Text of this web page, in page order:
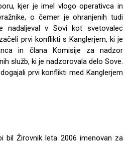
kjer je imel vlogo operativca in
o čemer je ohranjenih tudi
nadaljeval v Sovi kot svetovalec
prvi konflikti s Kanglerjem, ki je
in člana Komisije za nadzor
služb, ki je nadzorovala delo Sove.
prvi konflikti med Kanglerjem
bil Žirovnik leta 2006 imenovan za